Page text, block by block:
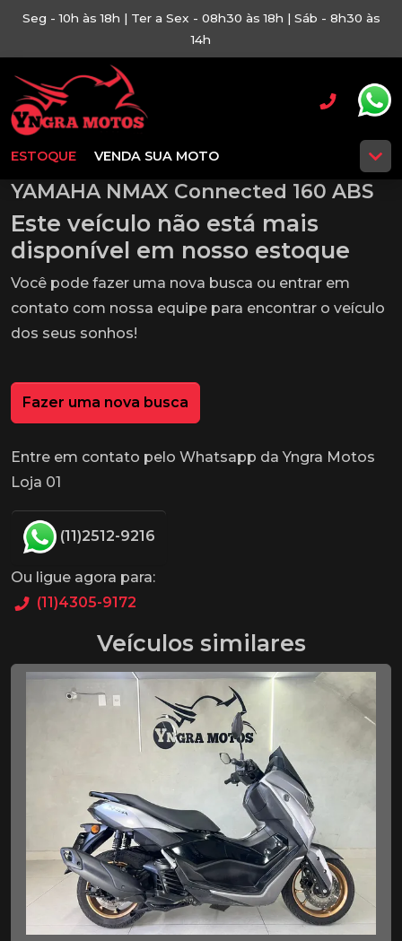
Seg - 10h às 18h | Ter a Sex - 08h30 às 18h | Sáb - 8h30 às
14h
ESTOQUE VENDA SUA MOTO
YAMAHA NMAX Connected 160 ABS
Este veículo não está mais
disponível em nosso estoque
Você pode fazer uma nova busca ou entrar em
contato com nossa equipe para encontrar o veículo
dos seus sonhos!
Fazer uma nova busca
Entre em contato pelo Whatsapp da Yngra Motos
Loja 01
(11)2512-9216
Ou ligue agora para:
(11)4305-9172
Veículos similares